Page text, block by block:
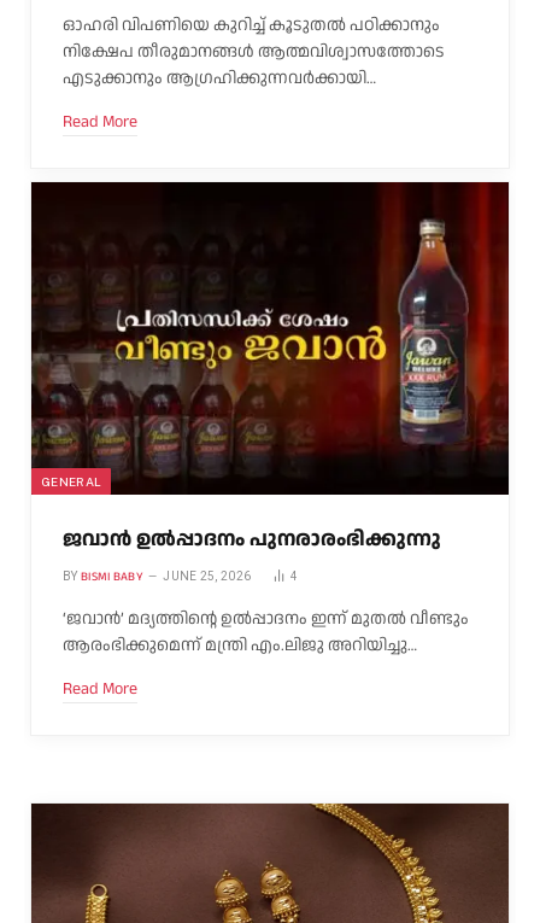
ഓഹരി വിപണിയെ കുറിച്ച് കൂടുതൽ പഠിക്കാനും
നിക്ഷേപ തീരുമാനങ്ങൾ ആത്മവിശ്വാസത്തോടെ
എടുക്കാനും ആഗ്രഹിക്കുന്നവർക്കായി…
Read More
GENERAL
ജവാൻ ഉൽപ്പാദനം പുനരാരംഭിക്കുന്നു
BY BISMI BABY JUNE 25, 2026 4
‘ജവാൻ’ മദ്യത്തിന്റെ ഉൽപ്പാദനം ഇന്ന് മുതൽ വീണ്ടും
ആരംഭിക്കുമെന്ന് മന്ത്രി എം.ലിജു അറിയിച്ചു…
Read More